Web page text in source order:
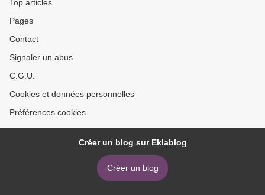
Top articles
Pages
Contact
Signaler un abus
C.G.U.
Cookies et données personnelles
Préférences cookies
Créer un blog sur Eklablog
Créer un blog